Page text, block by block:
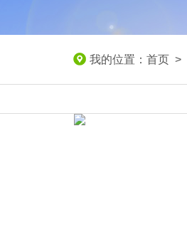
我的位置： 首页 >